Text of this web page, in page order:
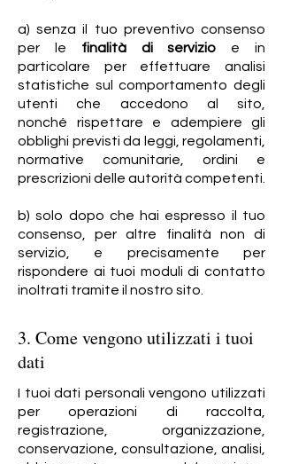
a) senza il tuo preventivo consenso
per le finalità di servizio e in
particolare per effettuare analisi
statistiche sul comportamento degli
utenti che accedono al sito,
nonché rispettare e adempiere gli
obblighi previsti da leggi, regolamenti,
normative comunitarie, ordini e
prescrizioni delle autorità competenti.
b) solo dopo che hai espresso il tuo
consenso, per altre finalità non di
servizio, e precisamente per
rispondere ai tuoi moduli di contatto
inoltrati tramite il nostro sito.
3. Come vengono utilizzati i tuoi
dati
I tuoi dati personali vengono utilizzati
per operazioni di raccolta,
registrazione, organizzazione,
conservazione, consultazione, analisi,